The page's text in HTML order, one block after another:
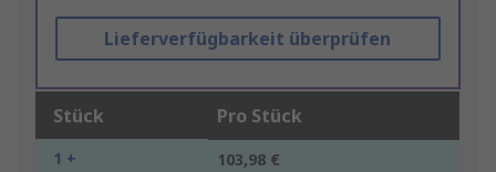
Lieferverfügbarkeit überprüfen
Stück Pro Stück
1 + 103,98 €